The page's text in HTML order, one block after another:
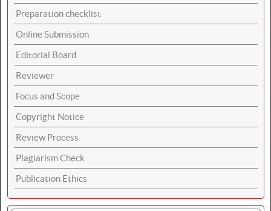
Preparation checklist
Online Submission
Editorial Board
Reviewer
Focus and Scope
Copyright Notice
Review Process
Plagiarism Check
Publication Ethics